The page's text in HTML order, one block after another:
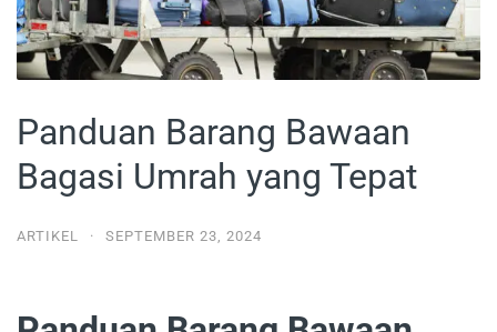
Panduan Barang Bawaan
Bagasi Umrah yang Tepat
ARTIKEL · SEPTEMBER 23, 2024